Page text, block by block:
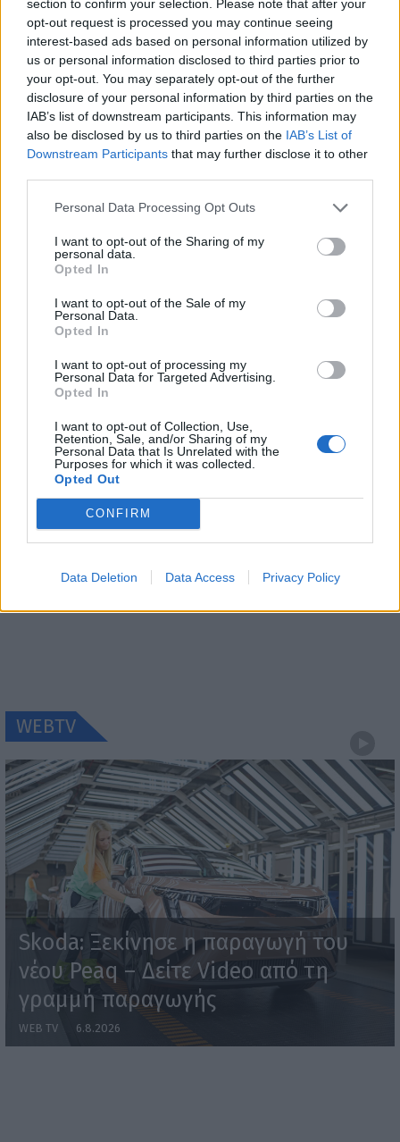
section to confirm your selection. Please note that after your
opt-out request is processed you may continue seeing
interest-based ads based on personal information utilized by
us or personal information disclosed to third parties prior to
your opt-out. You may separately opt-out of the further
disclosure of your personal information by third parties on the
IAB’s list of downstream participants. This information may
also be disclosed by us to third parties on the IAB’s List of
Downstream Participants that may further disclose it to other
Personal Data Processing Opt Outs
I want to opt-out of the Sharing of my
personal data.
Opted In
I want to opt-out of the Sale of my
Personal Data.
Opted In
I want to opt-out of processing my
Personal Data for Targeted Advertising.
Opted In
I want to opt-out of Collection, Use,
Retention, Sale, and/or Sharing of my
Personal Data that Is Unrelated with the
Purposes for which it was collected.
Opted Out
CONFIRM
Data Deletion Data Access Privacy Policy
Skoda Kodiaq από… χαρτί: Κι όμως, τα φώτα του
ανάβουν!
9.8.2026
Bugatti Destrier: «Γλυπτό» 1.600 ίππων
8.8.2026
MotorOne: «Δεν…
Bentley Torcal: Αν και ηλεκτρική, θα ακούγεται
7.8.2026
WEBTV
Skoda: Ξεκίνησε η παραγωγή του
νέου Peaq – Δείτε Video από τη
γραμμή παραγωγής
WEB TV 6.8.2026